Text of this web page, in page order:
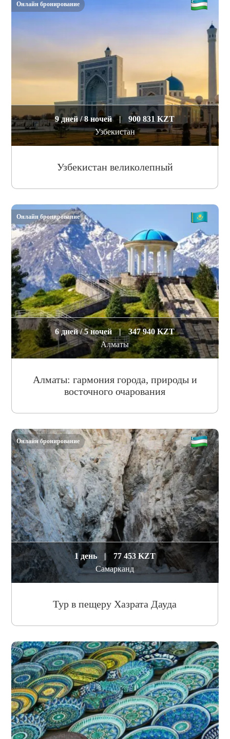
9 дней / 8 ночей |
900 831 KZT
Узбекистан
Узбекистан великолепный
Онлайн бронирование
6 дней / 5 ночей |
347 940 KZT
Алматы
Алматы: гармония города, природы и
восточного очарования
Онлайн бронирование
1 день |
77 453 KZT
Самарканд
Тур в пещеру Хазрата Дауда
Онлайн бронирование